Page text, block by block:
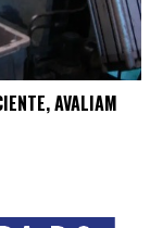
AVALIAM